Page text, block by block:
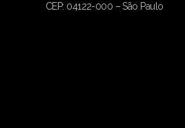
CEP: 04122-000 – São Paulo